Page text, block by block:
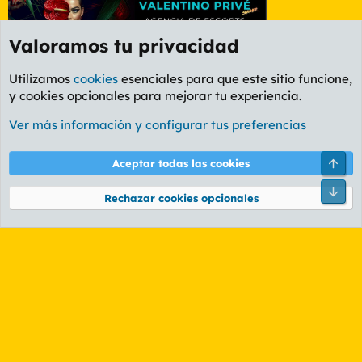
Foro General
Cookies
PL OLDSTYLE AMARILLO
Términos y reglas Política de privacidad Ayuda
Community platform by XenForo® © 2010-2026 XenForo Ltd.
Valoramos tu privacidad
Utilizamos cookies esenciales para que este sitio funcione,
y cookies opcionales para mejorar tu experiencia.
Ver más información y configurar tus preferencias
Aceptar todas las cookies
Rechazar cookies opcionales
Pie